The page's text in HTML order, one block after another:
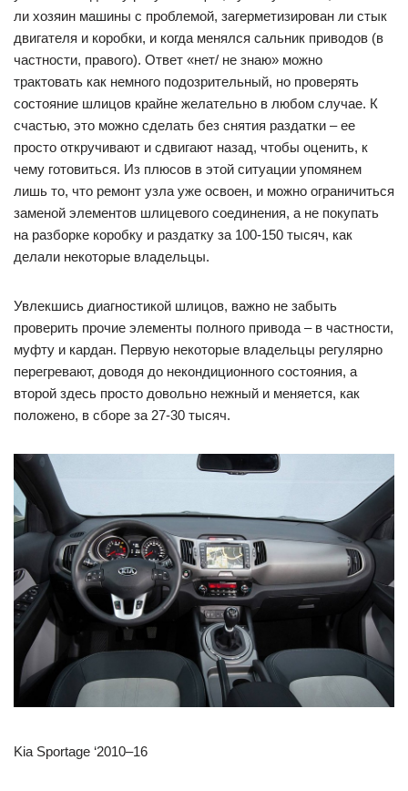
ли хозяин машины с проблемой, загерметизирован ли стык
двигателя и коробки, и когда менялся сальник приводов (в
частности, правого). Ответ «нет/ не знаю» можно
трактовать как немного подозрительный, но проверять
состояние шлицов крайне желательно в любом случае. К
счастью, это можно сделать без снятия раздатки – ее
просто откручивают и сдвигают назад, чтобы оценить, к
чему готовиться. Из плюсов в этой ситуации упомянем
лишь то, что ремонт узла уже освоен, и можно ограничиться
заменой элементов шлицевого соединения, а не покупать
на разборке коробку и раздатку за 100-150 тысяч, как
делали некоторые владельцы.
Увлекшись диагностикой шлицов, важно не забыть
проверить прочие элементы полного привода – в частности,
муфту и кардан. Первую некоторые владельцы регулярно
перегревают, доводя до некондиционного состояния, а
второй здесь просто довольно нежный и меняется, как
положено, в сборе за 27-30 тысяч.
Kia Sportage ‘2010–16